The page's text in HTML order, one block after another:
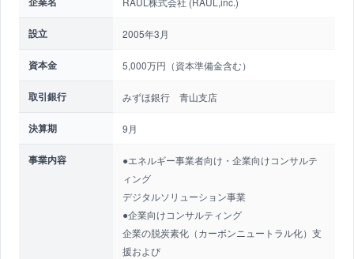
設立 2005年3月
資本金 5,000万円（資本準備金含む）
取引銀行 みずほ銀行 青山支店
決算期 9月
事業内容
●エネルギー事業者向け・企業向けコンサルテ
ィング
デジタルソリューション事業
●企業向けコンサルティング
企業の脱炭素化（カーボンニュートラル化）支
援および